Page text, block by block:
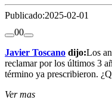
Publicado:2025-02-01
00
Javier Toscano dijo:Los
reclamar por los últimos 3
término ya prescribieron.
Ver mas